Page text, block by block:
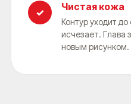
✓ Чистая кожа
Контур уходит
исчезает. Глава
новым рисунком.